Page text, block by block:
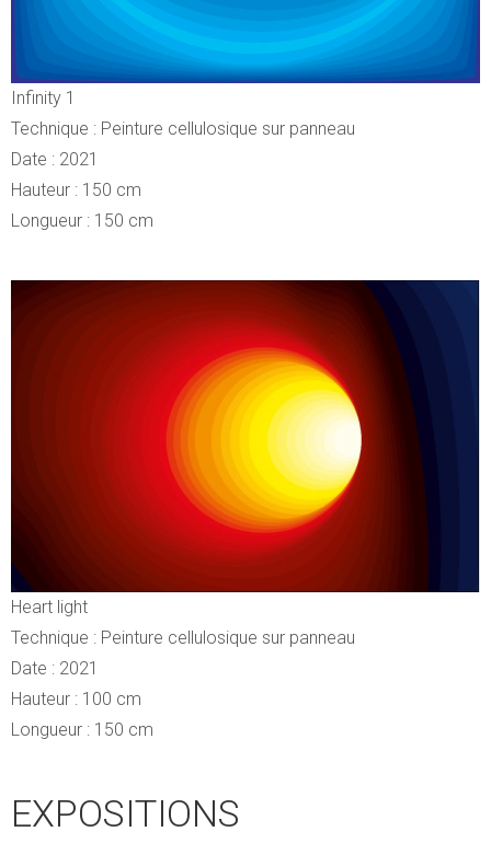
Infinity 1
Technique : Peinture cellulosique sur panneau
Date : 2021
Hauteur : 150 cm
Longueur : 150 cm
Heart light
Technique : Peinture cellulosique sur panneau
Date : 2021
Hauteur : 100 cm
Longueur : 150 cm
EXPOSITIONS